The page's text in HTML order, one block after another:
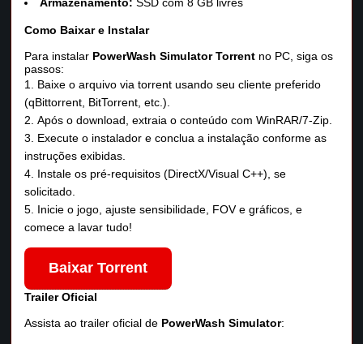
Como Baixar e Instalar
Para instalar PowerWash Simulator Torrent no PC, siga os
passos:
Baixe o arquivo via torrent usando seu cliente preferido
(qBittorrent, BitTorrent, etc.).
Após o download, extraia o conteúdo com WinRAR/7‑Zip.
Execute o instalador e conclua a instalação conforme as
instruções exibidas.
Instale os pré‑requisitos (DirectX/Visual C++), se
solicitado.
Inicie o jogo, ajuste sensibilidade, FOV e gráficos, e
comece a lavar tudo!
Baixar Torrent
Trailer Oficial
Assista ao trailer oficial de PowerWash Simulator: